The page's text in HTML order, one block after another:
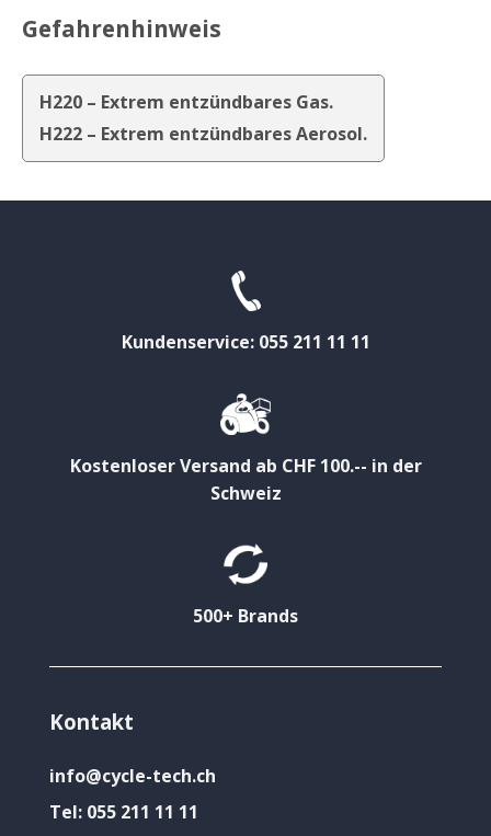
Gefahrenhinweis
H220 – Extrem entzündbares Gas.
H222 – Extrem entzündbares Aerosol.
Kundenservice: 055 211 11 11
Kostenloser Versand ab CHF 100.-- in der
Schweiz
500+ Brands
Kontakt
info@cycle-tech.ch
Tel: 055 211 11 11